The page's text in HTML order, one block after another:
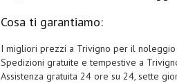
Cosa ti garantiamo:
I migliori prezzi a Trivigno per il noleggio
Spedizioni gratuite e tempestive a
Assistenza gratuita 24 ore su 24, sette